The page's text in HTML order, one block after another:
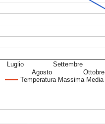
Temperatura Massima
Luglio
Agosto
Settembre
Ottobre